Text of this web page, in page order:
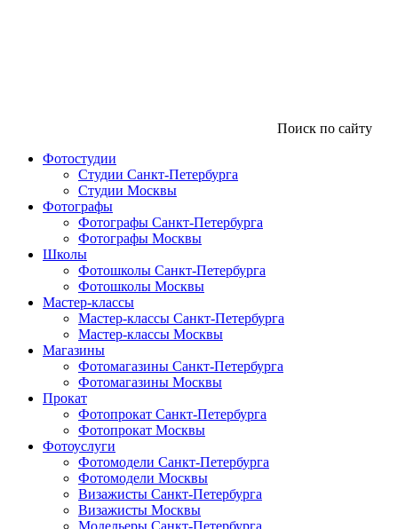
Поиск по сайту
Фотостудии
Студии Санкт-Петербурга
Студии Москвы
Фотографы
Фотографы Санкт-Петербурга
Фотографы Москвы
Школы
Фотошколы Санкт-Петербурга
Фотошколы Москвы
Мастер-классы
Мастер-классы Санкт-Петербурга
Мастер-классы Москвы
Магазины
Фотомагазины Санкт-Петербурга
Фотомагазины Москвы
Прокат
Фотопрокат Санкт-Петербурга
Фотопрокат Москвы
Фотоуслуги
Фотомодели Санкт-Петербурга
Фотомодели Москвы
Визажисты Санкт-Петербурга
Визажисты Москвы
Модельеры Санкт-Петербурга